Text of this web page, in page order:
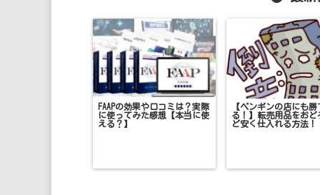
FAAPの効果や口コミは？実際
に使ってみた感想【本当に使
える？】
【ペンギンの店にも勝
る！】転売用品をおど
ど安く仕入れる方法！